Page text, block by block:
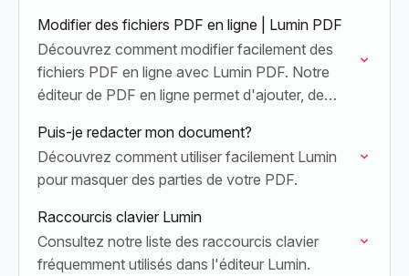
conformité légale.
Modifier des fichiers PDF en ligne | Lumin PDF
Découvrez comment modifier facilement des
fichiers PDF en ligne avec Lumin PDF. Notre
éditeur de PDF en ligne permet d'ajouter, de
corriger…
Puis-je redacter mon document?
Découvrez comment utiliser facilement Lumin
pour masquer des parties de votre PDF.
Raccourcis clavier Lumin
Consultez notre liste des raccourcis clavier
fréquemment utilisés dans l'éditeur Lumin.